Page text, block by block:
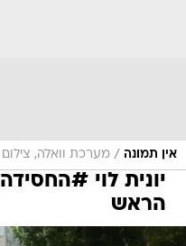
אין תמונה / מערכת וואלה,
יונית לוי
הראש